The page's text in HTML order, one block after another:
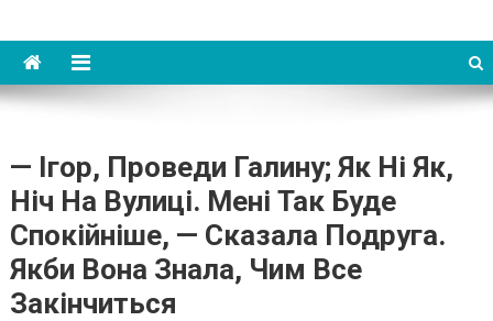
— Ігор, Проведи Галину; Як Ні Як,
Ніч На Вулиці. Мені Так Буде
Спокійніше, — Сказала Подруга.
Якби Вона Знала, Чим Все
Закінчиться